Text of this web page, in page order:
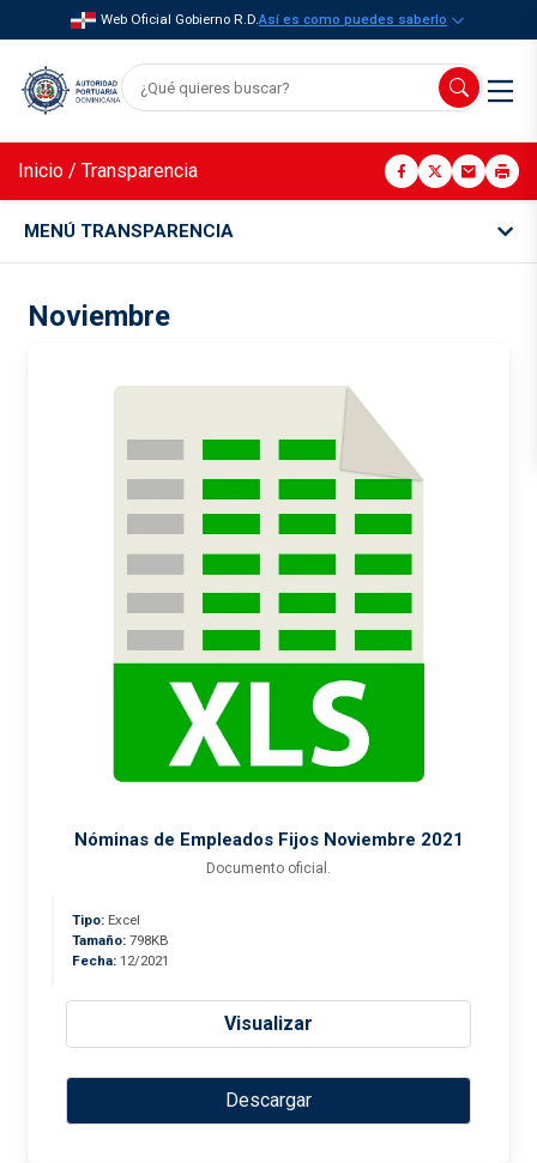
Web Oficial Gobierno R.D.Así es como puedes saberlo
Inicio / Transparencia
MENÚ TRANSPARENCIA
Noviembre
Nóminas de Empleados Fijos Noviembre 2021
Documento oficial.
Tipo: Excel
Tamaño: 798KB
Fecha: 12/2021
Visualizar
Descargar